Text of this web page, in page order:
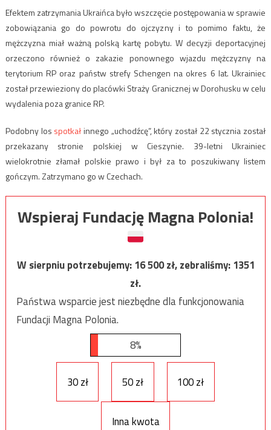
Efektem zatrzymania Ukraińca było wszczęcie postępowania w sprawie
zobowiązania go do powrotu do ojczyzny i to pomimo faktu, że
mężczyzna miał ważną polską kartę pobytu. W decyzji deportacyjnej
orzeczono również o zakazie ponownego wjazdu mężczyzny na
terytorium RP oraz państw strefy Schengen na okres 6 lat. Ukrainiec
został przewieziony do placówki Straży Granicznej w Dorohusku w celu
wydalenia poza granice RP.
Podobny los spotkałinnego „uchodźcę”, który został 22 stycznia został
przekazany stronie polskiej w Cieszynie. 39-letni Ukrainiec
wielokrotnie złamał polskie prawo i był za to poszukiwany listem
gończym. Zatrzymano go w Czechach.
Wspieraj Fundację Magna Polonia!
W sierpniu potrzebujemy:16 500zł, zebraliśmy:1351
zł.
Państwa wsparcie jest niezbędne dla funkcjonowania
Fundacji Magna Polonia.
8%
30 zł 50 zł 100 zł
Inna kwota